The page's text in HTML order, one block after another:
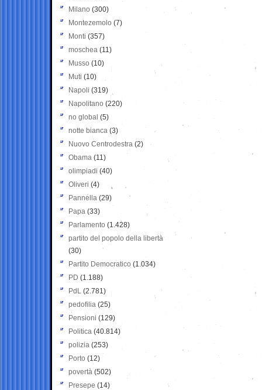
Milano (300)
Montezemolo (7)
Monti (357)
moschea (11)
Musso (10)
Muti (10)
Napoli (319)
Napolitano (220)
no global (5)
notte bianca (3)
Nuovo Centrodestra (2)
Obama (11)
olimpiadi (40)
Oliveri (4)
Pannella (29)
Papa (33)
Parlamento (1.428)
partito del popolo della libertà
(30)
Partito Democratico (1.034)
PD (1.188)
PdL (2.781)
pedofilia (25)
Pensioni (129)
Politica (40.814)
polizia (253)
Porto (12)
povertà (502)
Presepe (14)